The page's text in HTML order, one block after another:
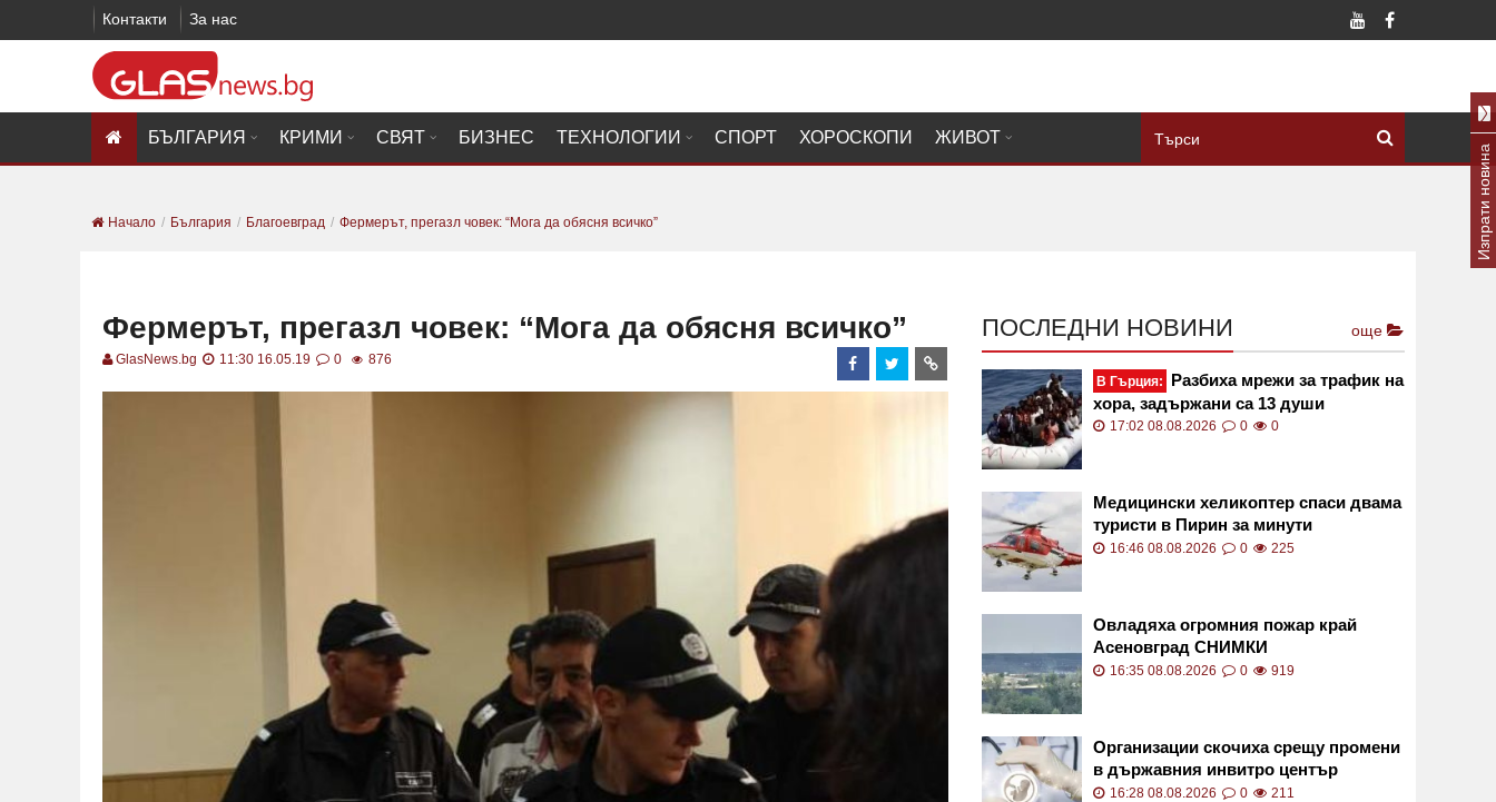
Контакти За нас
БЪЛГАРИЯ КРИМИ СВЯТ БИЗНЕС ТЕХНОЛОГИИ СПОРТ ХОРОСКОПИ ЖИВОТ
Начало България Благоевград Фермерът, прегазл човек: “Мога да обясня всичко”
Фермерът, прегазл човек: “Мога да обясня всичко”
GlasNews.bg 11:30 16.05.19 0 876
ПОСЛЕДНИ НОВИНИ още
В Гърция:
Разбиха мрежи за трафик на
хора, задържани са 13 души
17:02 08.08.2026 0 0
Медицински хеликоптер спаси двама
туристи в Пирин за минути
16:46 08.08.2026 0 225
Овладяха огромния пожар край
Асеновград СНИМКИ
16:35 08.08.2026 0 919
Организации скочиха срещу промени
в държавния инвитро център
16:28 08.08.2026 0 211
Изпрати новина